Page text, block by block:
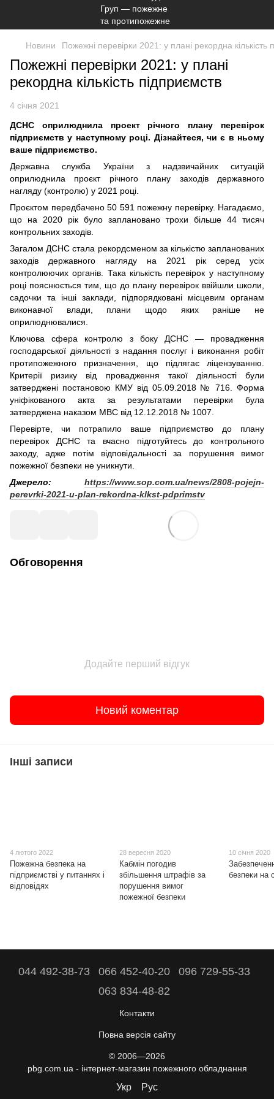
Новини Пожежні перевірки 2021: у плані рекордна кількість
Пожежні перевірки 2021: у плані
рекордна кількість підприємств
4 січня 2021
ДСНС оприлюднила проект річного плану перевірок
підприємств у наступному році. Дізнайтеся, чи є в ньому
ваше підприємство.
Державна служба України з надзвичайних ситуацій
оприлюднила проєкт річного плану заходів державного
нагляду (контролю) у 2021 році.
Проєктом передбачено 50 591 пожежну перевірку. Нагадаємо,
що на 2020 рік було заплановано трохи більше 44 тисяч
контрольних заходів.
Загалом ДСНС стала рекордсменом за кількістю запланованих
заходів державного нагляду на 2021 рік серед усіх
контролюючих органів. Така кількість перевірок у наступному
році пояснюється тим, що до плану перевірок ввійшли школи,
садочки та інші заклади, підпорядковані місцевим органам
виконавчої влади, плани щодо яких раніше не
оприлюднювалися.
Ключова сфера контролю з боку ДСНС — провадження
господарської діяльності з надання послуг і виконання робіт
протипожежного призначення, що підлягає ліцензуванню.
Критерії ризику від провадження такої діяльності були
затверджені постановою КМУ від 05.09.2018 № 716. Форма
уніфікованого акта за результатами перевірки була
затверджена наказом МВС від 12.12.2018 № 1007.
Перевірте, чи потрапило ваше підприємство до плану
перевірок ДСНС та вчасно підготуйтесь до контрольного
заходу, адже потім відповідальності за порушення вимог
пожежної безпеки не уникнути.
Джерело: https://www.sop.com.ua/news/2808-pojejn-
perevrki-2021-u-plan-rekordna-klkst-pdprimstv
Обговорення
Додайте перший відгук
Новий коментар
Інші записи
4 лютого 2022
Пожежна безпека на
підприємстві у питаннях і
відповідях
28 вересня 2020
Кабмін погодив
збільшення штрафів за
порушення вимог
пожежної безпеки
10 січня 2020
безпеки на
044 492-38-73 066 452-40-20
096 729-55-33
063 834-48-82
Контакти
Повна версія сайту
© 2006—2026
pbg.com.ua - інтернет-магазин пожежного обладнання
Укр Рус